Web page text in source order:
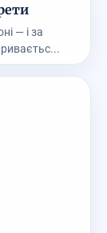
— і за